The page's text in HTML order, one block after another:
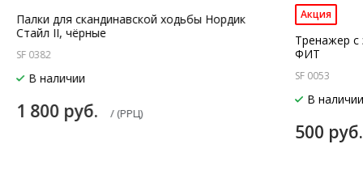
Палки для скандинавской ходьбы Нордик
Стайл II, чёрные
SF 0382
В наличии
1 800 руб. / (РРЦ)
Акция
Тренажер с
ФИТ
SF 0053
В
500